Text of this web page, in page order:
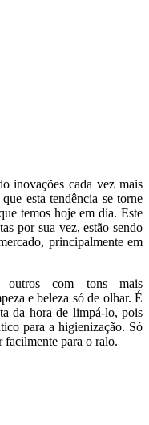
inovações cada vez mais
esta tendência se torne
temos hoje em dia. Este
por sua vez, estão sendo
principalmente em
outros com tons mais
e beleza só de olhar. É
da hora de limpá-lo, pois
para a higienização. Só
facilmente para o ralo.